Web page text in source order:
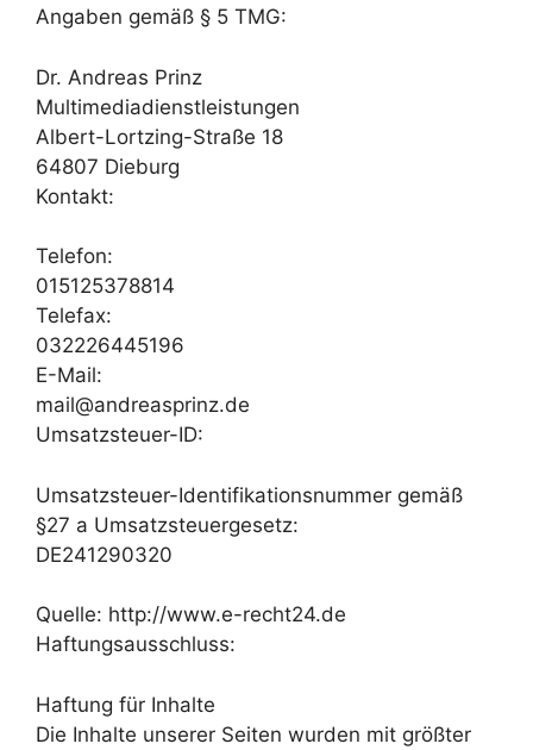
Angaben gemäß § 5 TMG:
Dr. Andreas Prinz
Multimediadienstleistungen
Albert-Lortzing-Straße 18
64807 Dieburg
Kontakt:
Telefon:
015125378814
Telefax:
032226445196
E-Mail:
mail@andreasprinz.de
Umsatzsteuer-ID:
Umsatzsteuer-Identifikationsnummer gemäß
§27 a Umsatzsteuergesetz:
DE241290320
Quelle: http://www.e-recht24.de
Haftungsausschluss:
Haftung für Inhalte
Die Inhalte unserer Seiten wurden mit größter